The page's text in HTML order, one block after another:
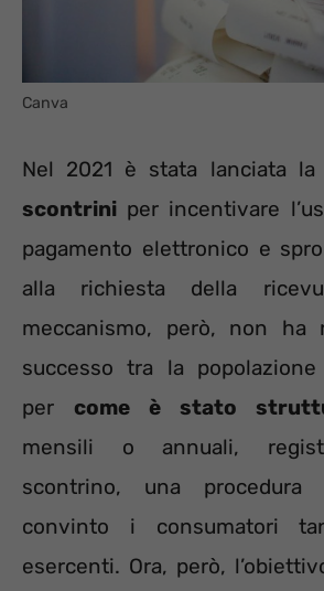
Canva
Nel 2021 è stata lanciata la
scontrini per incentivare
pagamento elettronico e
alla richiesta della
meccanismo, però, non ha
successo tra la popolazione
per come è stato
mensili o annuali,
scontrino, una
convinto i consumatori
esercenti. Ora, però,